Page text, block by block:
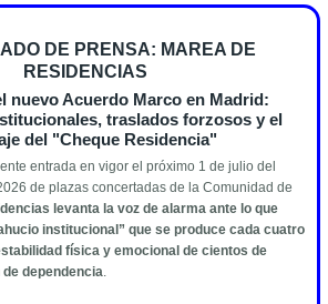
DE PRENSA: MAREA DE
RESIDENCIAS
nuevo Acuerdo Marco en Madrid:
traslados forzosos y el
del "Cheque Residencia"
entrada en vigor el próximo 1 de julio del
de plazas concertadas de la Comunidad de
levanta la voz de alarma ante lo que
institucional” que se produce cada cuatro
física y emocional de cientos de
dependencia.